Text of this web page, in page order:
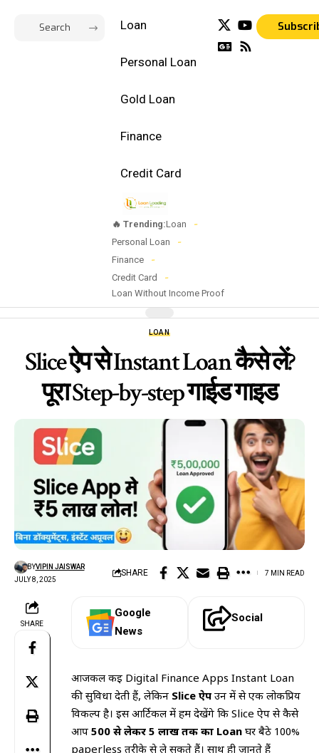
Loan
Personal Loan
Gold Loan
Finance
Credit Card
🔥 Trending:Loan
Personal Loan
Finance
Credit Card
Loan Without Income Proof
LOAN
Slice ऐप से Instant Loan कैसे लें?
पूरा Step-by-step गाईड गाइड
BYVIPIN JAISWAR
JULY 8, 2025
SHARE 7 MIN READ
SHARE
Google
News
Social
आजकल कई Digital Finance Apps Instant Loan
की सुविधा देती हैं, लेकिन Slice ऐप उन में से एक लोकप्रिय
विकल्प है। इस आर्टिकल में हम देखेंगे कि Slice ऐप से कैसे
आप ₹500 से लेकर ₹5 लाख तक का Loan घर बैठे 100%